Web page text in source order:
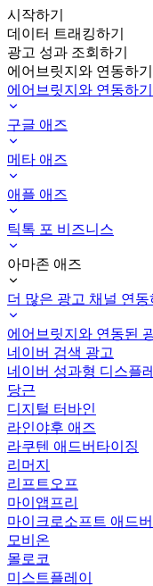
시작하기
데이터 트래킹하기
광고 성과 조회하기
에어브릿지와 연동하기
에어브릿지와 연동하기
구글 애즈
메타 애즈
애플 애즈
틱톡 포 비즈니스
아마존 애즈
더 많은 광고 채널 연동
에어브릿지와 연동된
네이버 검색 광고
네이버 성과형 디스플
당근
디지털 터바인
라인야후 애즈
라쿠텐 애드버타이징
리머지
리프트오프
마이앱프리
마이크로소프트 애드
모비온
몰로코
미스트플레이